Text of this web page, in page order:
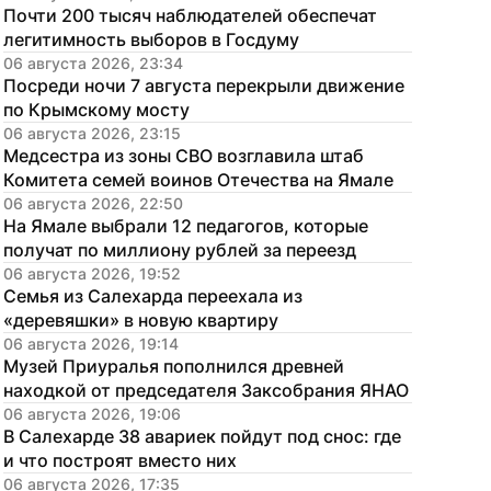
Почти 200 тысяч наблюдателей обеспечат
легитимность выборов в Госдуму
06 августа 2026, 23:34
Посреди ночи 7 августа перекрыли движение
по Крымскому мосту
06 августа 2026, 23:15
Медсестра из зоны СВО возглавила штаб
Комитета семей воинов Отечества на Ямале
06 августа 2026, 22:50
На Ямале выбрали 12 педагогов, которые
получат по миллиону рублей за переезд
06 августа 2026, 19:52
Семья из Салехарда переехала из
«деревяшки» в новую квартиру
06 августа 2026, 19:14
Музей Приуралья пополнился древней
находкой от председателя Заксобрания ЯНАО
06 августа 2026, 19:06
В Салехарде 38 авариек пойдут под снос: где
и что построят вместо них
06 августа 2026, 17:35